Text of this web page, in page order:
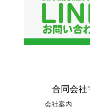
合同会社
会社案内